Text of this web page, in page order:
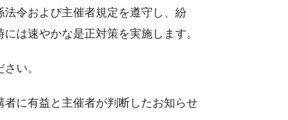
令および主催者規定を遵守し、紛
は速やかな是正対策を実施します。
い。
に有益と主催者が判断したお知らせ